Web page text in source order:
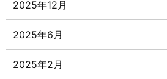
2025年12月
2025年6月
2025年2月